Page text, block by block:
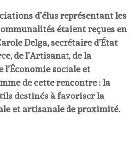
d’élus représentant les
étaient reçues en
Delga, secrétaire d’État
de l’Artisanat, de la
l’Économie sociale et
de cette rencontre : la
destinés à favoriser la
et artisanale de proximité.